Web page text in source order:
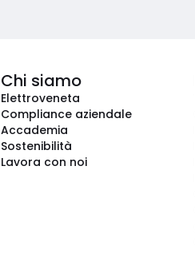
Chi siamo
Elettroveneta
Compliance aziendale
Accademia
Sostenibilità
Lavora con noi